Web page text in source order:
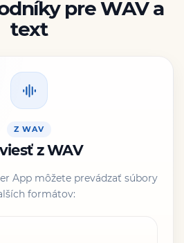
pre WAV a
text
Z WAV
z WAV
App môžete prevádzať súbory
formátov: